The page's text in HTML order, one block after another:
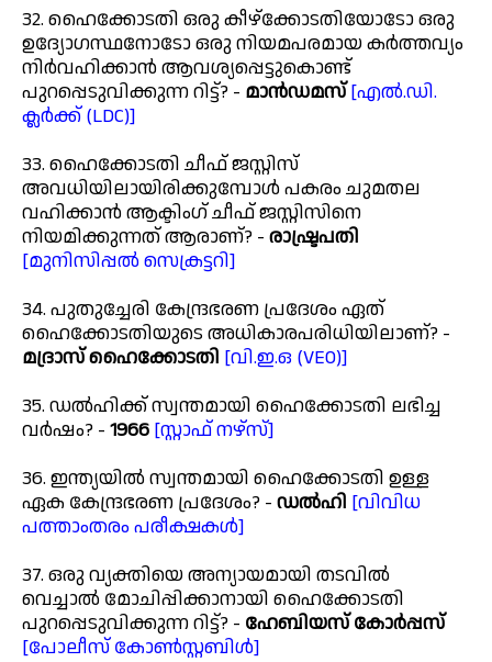
32. ഹൈക്കോടതി ഒരു കീഴ്‌ക്കോടതിയോടോ ഒരു
ഉദ്യോഗസ്ഥനോടോ ഒരു നിയമപരമായ കർത്തവ്യം
നിർവഹിക്കാൻ ആവശ്യപ്പെട്ടുകൊണ്ട്
പുറപ്പെടുവിക്കുന്ന റിട്ട്? - മാൻഡമസ് [എൽ.ഡി.
ക്ലർക്ക് (LDC)]
33. ഹൈക്കോടതി ചീഫ് ജസ്റ്റിസ്
അവധിയിലായിരിക്കുമ്പോൾ പകരം ചുമതല
വഹിക്കാൻ ആക്ടിംഗ് ചീഫ് ജസ്റ്റിസിനെ
നിയമിക്കുന്നത് ആരാണ്? - രാഷ്ട്രപതി
[മുനിസിപ്പൽ സെക്രട്ടറി]
34. പുതുച്ചേരി കേന്ദ്രഭരണ പ്രദേശം ഏത്
ഹൈക്കോടതിയുടെ അധികാരപരിധിയിലാണ്? -
മദ്രാസ് ഹൈക്കോടതി [വി.ഇ.ഒ (VEO)]
35. ഡൽഹിക്ക് സ്വന്തമായി ഹൈക്കോടതി ലഭിച്ച
വർഷം? - 1966 [സ്റ്റാഫ് നഴ്സ്]
36. ഇന്ത്യയിൽ സ്വന്തമായി ഹൈക്കോടതി ഉള്ള
ഏക കേന്ദ്രഭരണ പ്രദേശം? - ഡൽഹി [വിവിധ
പത്താംതരം പരീക്ഷകൾ]
37. ഒരു വ്യക്തിയെ അന്യായമായി തടവിൽ
വെച്ചാൽ മോചിപ്പിക്കാനായി ഹൈക്കോടതി
പുറപ്പെടുവിക്കുന്ന റിട്ട്? - ഹേബിയസ് കോർപ്പസ്
[പോലീസ് കോൺസ്റ്റബിൾ]